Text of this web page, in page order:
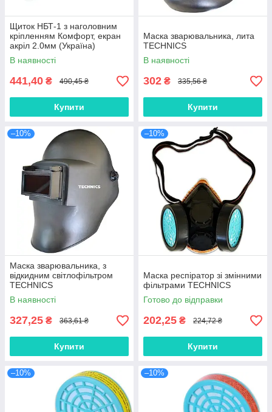
Щиток НБТ-1 з наголовним
кріпленням Комфорт, екран
акріл 2.0мм (Україна)
В наявності
441,40 ₴ 490,45 ₴
Купити
Маска зварювальника, лита
TECHNICS
В наявності
302 ₴ 335,56 ₴
Купити
–10%
Маска зварювальника, з
відкидним світлофільтром
TECHNICS
В наявності
327,25 ₴ 363,61 ₴
Купити
–10%
Маска респіратор зі змінними
фільтрами TECHNICS
Готово до відправки
202,25 ₴ 224,72 ₴
Купити
–10% –10%